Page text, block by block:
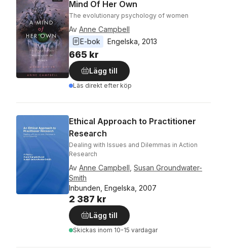
Mind Of Her Own
The evolutionary psychology of women
Av Anne Campbell
E-bok
Engelska 2013
665 kr
Lägg till
Läs direkt efter köp
Ethical Approach to Practitioner
Research
Dealing with Issues and Dilemmas in Action
Research
Av Anne Campbell Susan Groundwater-
Smith
Inbunden, Engelska, 2007
2 387 kr
Lägg till
Skickas inom 10-15 vardagar